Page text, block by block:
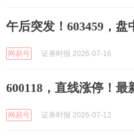
午后突发！603459，盘
网易号 证券时报 2026-07-16
600118，直线涨停！最
网易号 证券时报 2026-07-12